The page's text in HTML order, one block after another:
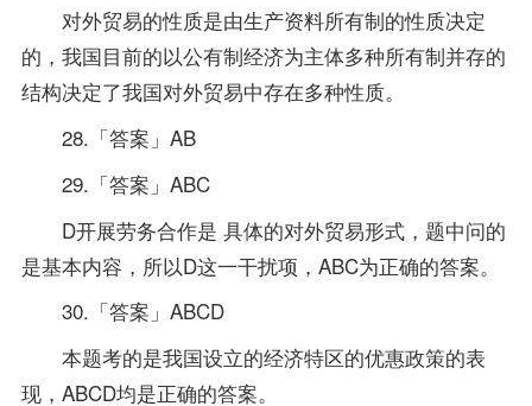
对外贸易的性质是由生产资料所有制的性质决定
的，我国目前的以公有制经济为主体多种所有制并存的
结构决定了我国对外贸易中存在多种性质。
28.「答案」AB
29.「答案」ABC
D开展劳务合作是 具体的对外贸易形式，题中问的
是基本内容，所以D这一干扰项，ABC为正确的答案。
30.「答案」ABCD
本题考的是我国设立的经济特区的优惠政策的表
现，ABCD均是正确的答案。